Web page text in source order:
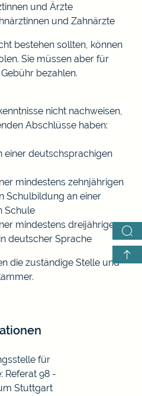
und Ärzte
und Zahnärzte
bestehen sollten, können
Sie müssen aber für
bezahlen.
nicht nachweisen,
Abschlüsse haben:
einer deutschsprachigen
mindestens zehnjährigen
Schulbildung an einer
Schule
mindestens dreijährigen
deutscher Sprache
die zuständige Stelle und
für
Referat 98 -
Stuttgart